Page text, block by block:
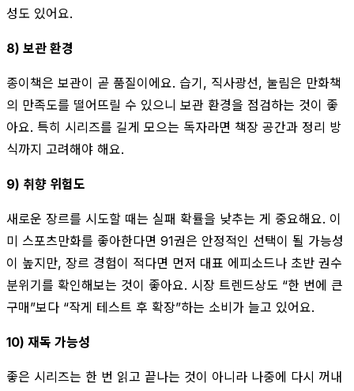
성도 있어요.
8) 보관 환경
종이책은 보관이 곧 품질이에요. 습기, 직사광선, 눌림은 만화책
의 만족도를 떨어뜨릴 수 있으니 보관 환경을 점검하는 것이 좋
아요. 특히 시리즈를 길게 모으는 독자라면 책장 공간과 정리 방
식까지 고려해야 해요.
9) 취향 위험도
새로운 장르를 시도할 때는 실패 확률을 낮추는 게 중요해요. 이
미 스포츠만화를 좋아한다면 91권은 안정적인 선택이 될 가능성
이 높지만, 장르 경험이 적다면 먼저 대표 에피소드나 초반 권수
분위기를 확인해보는 것이 좋아요. 시장 트렌드상도 “한 번에 큰
구매”보다 “작게 테스트 후 확장”하는 소비가 늘고 있어요.
10) 재독 가능성
좋은 시리즈는 한 번 읽고 끝나는 것이 아니라 나중에 다시 꺼내